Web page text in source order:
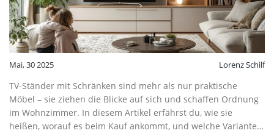
Mai, 30 2025 Lorenz Schilf
TV-Ständer mit Schränken sind mehr als nur praktische
Möbel – sie ziehen die Blicke auf sich und schaffen Ordnung
im Wohnzimmer. In diesem Artikel erfährst du, wie sie
heißen, worauf es beim Kauf ankommt, und welche Varianten